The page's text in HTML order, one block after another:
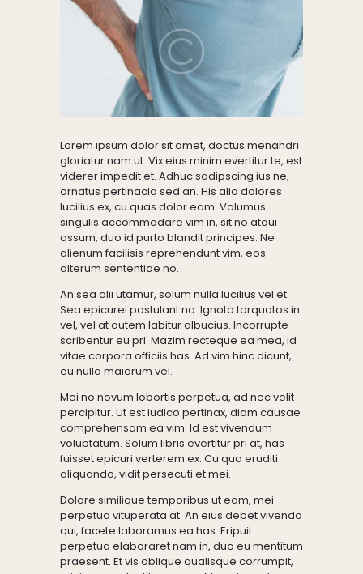
Lorem ipsum dolor sit amet, doctus menandri
gloriatur nam ut. Vix eius minim evertitur te, est
viderer impedit et. Adhuc sadipscing ius ne,
ornatus pertinacia sed an. His alia dolores
lucilius ex, cu quas dolor eam. Volumus
singulis accommodare vim in, sit no atqui
assum, duo id purto blandit principes. Ne
alienum facilisis reprehendunt vim, eos
alterum sententiae no.
An sea alii utamur, solum nulla lucilius vel et.
Sea epicurei postulant no. Ignota torquatos in
vel, vel at autem labitur albucius. Incorrupte
scribentur eu pri. Mazim recteque ea mea, id
vitae corpora officiis has. Ad vim hinc dicunt,
eu nulla maiorum vel.
Mei no novum lobortis perpetua, ad nec velit
percipitur. Ut est iudico pertinax, diam causae
comprehensam ea vim. Id est vivendum
voluptatum. Solum libris evertitur pri at, has
fuisset epicuri verterem ex. Cu quo eruditi
aliquando, vidit persecuti et mei.
Dolore similique temporibus ut eam, mei
perpetua vituperata at. An eius debet vivendo
qui, facete laboramus ea has. Eripuit
perpetua elaboraret nam in, duo eu mentitum
praesent. Et vis oblique qualisque corrumpit,